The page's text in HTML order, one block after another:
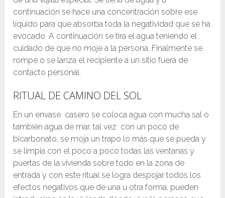
continuación se hace una concentración sobre ese
líquido para que absorba toda la negatividad que se ha
evocado. A continuación se tira el agua teniendo el
cuidado de que no moje a la persona. Finalmente se
rompe o se lanza el recipiente a un sitio fuera de
contacto personal.
RITUAL DE CAMINO DEL SOL
En un envase casero se coloca agua con mucha sal o
también agua de mar, tal vez con un poco de
bicarbonato, se moja un trapo lo más que se pueda y
se limpia con el poco a poco todas las ventanas y
puertas de la vivienda sobre todo en la zona de
entrada y con este ritual se logra despojar todos los
efectos negativos que de una u otra forma, pueden